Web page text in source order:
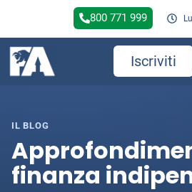
800 771 999
Iscriviti
IL BLOG
finanza